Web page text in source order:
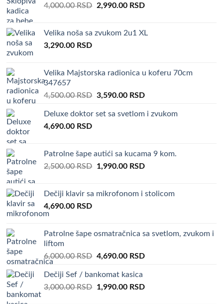
4,000.00RSD Original
4,000.00 RSD.
2,990.00 RSDCurrent
2,990.00 RSD.
Velika noša sa zvukom 2u1 XL
3,290.00 RSD
Velika Majstorska radionica u koferu 70cm
347657
4,500.00RSD Original
was:
3,590.00 RSDCurrent
is:
Deluxe doktor set sa svetlom i zvukom
4,690.00 RSD
Patrolne šape autići sa kucama 9 kom.
2,500.00RSD Original
2,500.00 RSD.
1,990.00 RSDCurrent
1,990.00 RSD.
Dečiji klavir sa mikrofonom i stolicom
4,690.00 RSD
Patrolne šape osmatračnica sa svetlom, zvukom i
liftom
6,000.00RSD Original
was:
6,000.00 RSD.
4,690.00 RSDCurrent
4,690.00 RSD.
Dečiji Sef / bankomat kasica
3,000.00RSD Original
1,990.00 RSDCurrent